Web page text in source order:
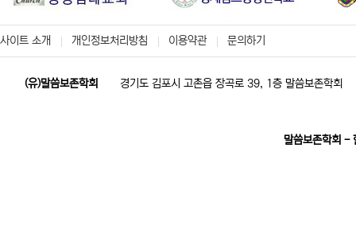
사이트 소개 개인정보처리방침 이용약관 문의하기
(유)말씀보존학회 경기도 김포시 고촌읍 장곡로 39, 1층 말씀보존학회
말씀보존학회 -